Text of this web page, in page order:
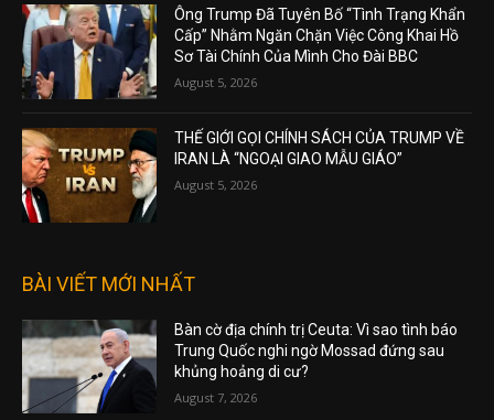
Ông Trump Đã Tuyên Bố “Tình Trạng Khẩn
Cấp” Nhằm Ngăn Chặn Việc Công Khai Hồ
Sơ Tài Chính Của Mình Cho Đài BBC
August 5, 2026
THẾ GIỚI GỌI CHÍNH SÁCH CỦA TRUMP VỀ
IRAN LÀ “NGOẠI GIAO MẪU GIÁO”
August 5, 2026
BÀI VIẾT MỚI NHẤT
Bàn cờ địa chính trị Ceuta: Vì sao tình báo
Trung Quốc nghi ngờ Mossad đứng sau
khủng hoảng di cư?
August 7, 2026